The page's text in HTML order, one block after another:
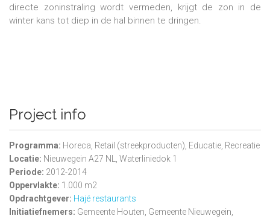
directe zoninstraling wordt vermeden, krijgt de zon in de
winter kans tot diep in de hal binnen te dringen.
Project info
Programma: Horeca, Retail (streekproducten), Educatie, Recreatie
Locatie: Nieuwegein A27 NL, Waterliniedok 1
Periode: 2012-2014
Oppervlakte: 1.000 m2
Opdrachtgever: Hajé restaurants
Initiatiefnemers: Gemeente Houten, Gemeente Nieuwegein,